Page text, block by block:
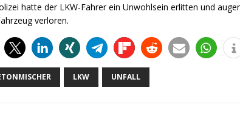
hatte der LKW-Fahrer ein Unwohlsein erlitten und
verloren.
LKW UNFALL